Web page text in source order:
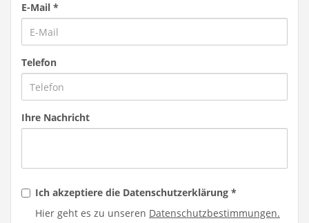
E-Mail *
Telefon
Ihre Nachricht
Ich akzeptiere die Datenschutzerklärung *
Hier geht es zu unseren Datenschutzbestimmungen.